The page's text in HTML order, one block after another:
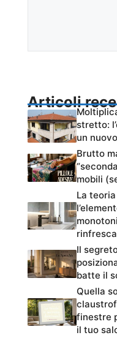
Articoli
stretto:
un
Brutto
mobili
La
Il
batte il
Quella
finestre
il tuo